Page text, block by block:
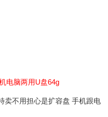
电脑两用U盘64g
卖不用担心是扩容盘 手机跟电